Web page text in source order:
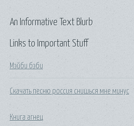
Links to Important Stuff
Мэйби бэби
Скачать песню россия снишься мне минус
Книга агнец
An Informative Text Blurb